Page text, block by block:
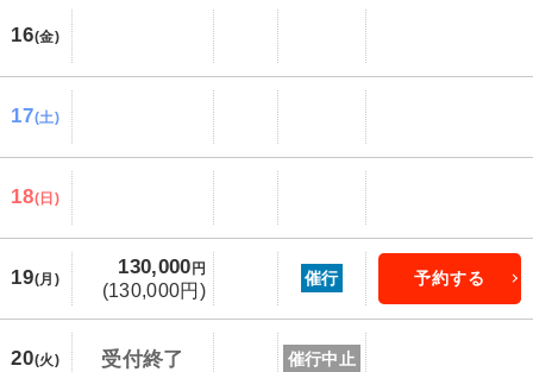
16(金)
17(土)
18(日)
19(月)
130,000 円
(130,000円)
催行 予約する
20(火) 受付終了 催行中止